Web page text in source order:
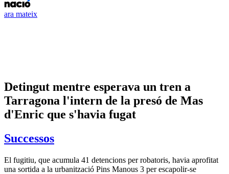
ara mateix
Detingut mentre esperava un tren a
Tarragona l'intern de la presó de Mas
d'Enric que s'havia fugat
Successos
El fugitiu, que acumula 41 detencions per robatoris, havia aprofitat
una sortida a la urbanització Pins Manous 3 per escapolir-se